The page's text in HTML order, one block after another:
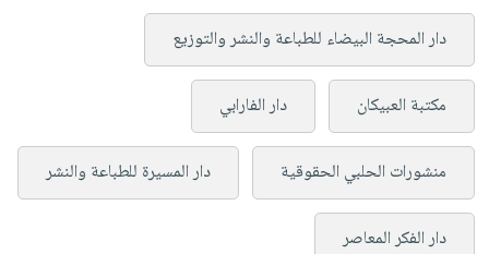
دار المحجة البيضاء للطباعة والنشر والتوزيع
مكتبة العبيكان دار الفارابي
منشورات الحلبي الحقوقية دار المسيرة للطباعة والنشر
دار الفكر المعاصر